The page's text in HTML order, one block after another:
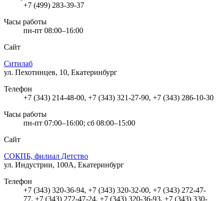
+7 (499) 283-39-37
Часы работы
пн-пт 08:00–16:00
Сайт
Ситилаб
ул. Пехотинцев, 10, Екатеринбург
Телефон
+7 (343) 214-48-00, +7 (343) 321-27-90, +7 (343) 286-10-30
Часы работы
пн-пт 07:00–16:00; сб 08:00–15:00
Сайт
СОКПБ, филиал Детство
ул. Индустрии, 100А, Екатеринбург
Телефон
+7 (343) 320-36-94, +7 (343) 320-32-00, +7 (343) 272-47-
77, +7 (343) 272-47-24, +7 (343) 320-36-93, +7 (343) 330-